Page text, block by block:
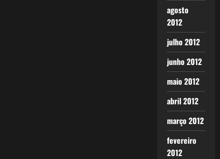
agosto
2012
julho 2012
junho 2012
maio 2012
abril 2012
março 2012
fevereiro
2012